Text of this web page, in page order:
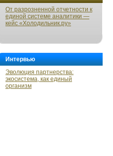
От разрозненной отчетности к
единой системе аналитики —
кейс «Холодильник.ру»
Интервью
Эволюция партнерства:
экосистема, как единый
организм